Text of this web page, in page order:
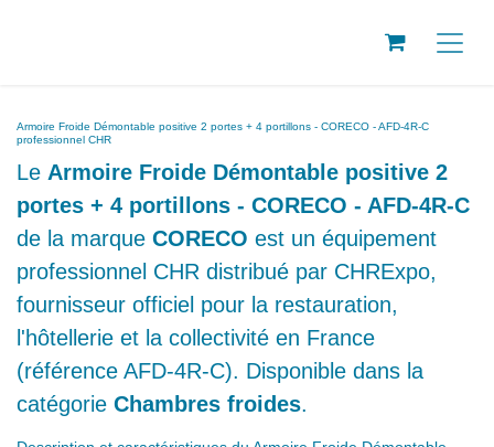
Armoire Froide Démontable positive 2 portes + 4 portillons - CORECO - AFD-4R-C
professionnel CHR
Le Armoire Froide Démontable positive 2
portes + 4 portillons - CORECO - AFD-4R-C
de la marqueCORECOest un
équipement professionnel CHR distribué
par CHRExpo, fournisseur officiel pour la
restauration, l'hôtellerie et la collectivité
en France (référence AFD-4R-C).
Disponible dans la catégorie
froides